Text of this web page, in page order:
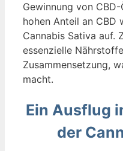
Gewinnung von
hohen Anteil an CBD
Cannabis Sativa auf.
essenzielle
Zusammensetzung,
macht.
Ein Ausflug
der